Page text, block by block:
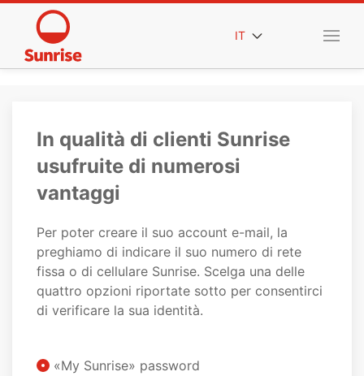
IT
In qualità di clienti Sunrise
usufruite di numerosi
vantaggi
Per poter creare il suo account e-mail, la
preghiamo di indicare il suo numero di rete
fissa o di cellulare Sunrise. Scelga una delle
quattro opzioni riportate sotto per consentirci
di verificare la sua identità.
«My Sunrise» password